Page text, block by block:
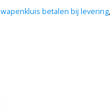
wapenkluis betalen bij levering,